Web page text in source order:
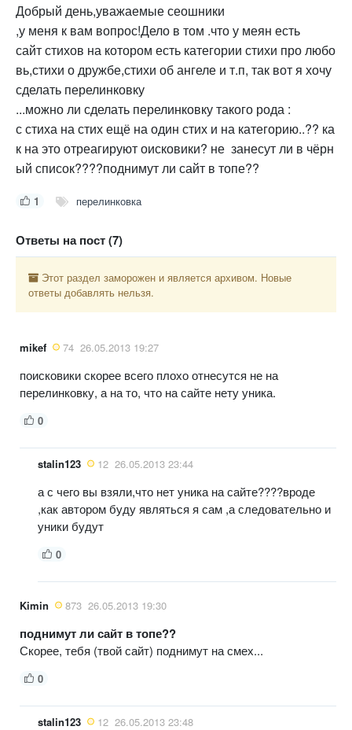
Добрый день,уважаемые сеошники
,у меня к вам вопрос!Дело в том .что у меян есть
сайт стихов на котором есть категории стихи про любо
вь,стихи о дружбе,стихи об ангеле и т.п, так вот я хочу
сделать перелинковку
...можно ли сделать перелинковку такого рода :
с стиха на стих ещё на один стих и на категорию..?? ка
к на это отреагируют оисковики? не занесут ли в чёрн
ый список????поднимут ли сайт в топе??
1 перелинковка
Ответы на пост (7)
Этот раздел заморожен и является архивом. Новые
ответы добавлять нельзя.
mikef 74 26.05.2013 19:27
поисковики скорее всего плохо отнесутся не на
перелинковку, а на то, что на сайте нету уника.
0
stalin123 12 26.05.2013 23:44
а с чего вы взяли,что нет уника на сайте????вроде
,как автором буду являться я сам ,а следовательно и
уники будут
0
Kimin 873 26.05.2013 19:30
поднимут ли сайт в топе??
Скорее, тебя (твой сайт) поднимут на смех...
0
stalin123 12 26.05.2013 23:48